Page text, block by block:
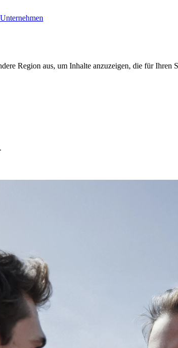
Unternehmen
Region aus, um Inhalte anzuzeigen, die für Ihren